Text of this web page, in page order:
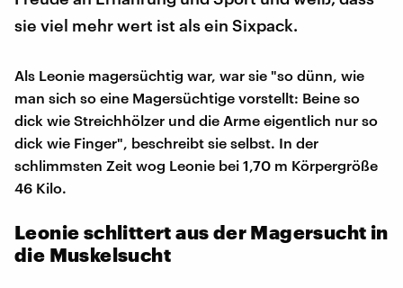
sie viel mehr wert ist als ein Sixpack.
Als Leonie magersüchtig war, war sie "so dünn, wie
man sich so eine Magersüchtige vorstellt: Beine so
dick wie Streichhölzer und die Arme eigentlich nur so
dick wie Finger", beschreibt sie selbst. In der
schlimmsten Zeit wog Leonie bei 1,70 m Körpergröße
46 Kilo.
Leonie schlittert aus der Magersucht in
die Muskelsucht